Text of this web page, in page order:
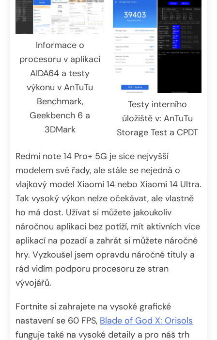
Informace o
procesoru v aplikaci
AIDA64 a testy
výkonu v AnTuTu
Benchmark,
Geekbench 6 a
3DMark
Testy interního
úložiště v: AnTuTu
Storage Test a CPDT
Redmi note 14 Pro+ 5G je sice nejvyšší
modelem své řady, ale stále se nejedná o
vlajkový model Xiaomi 14 nebo Xiaomi 14 Ultra.
Tak vysoký výkon nelze očekávat, ale vlastně
ho má dost. Užívat si můžete jakoukoliv
náročnou aplikaci bez potíží, mít aktivních více
aplikací na pozadí a zahrát si můžete náročné
hry. Vyzkoušel jsem opravdu náročné tituly a
rád vidím podporu procesoru ze stran
vývojářů.
Fortnite si zahrajete na vysoké grafické
nastavení se 60 FPS, Blade of God X: Orisols
funguje také na vysoké detaily a pro náš trh